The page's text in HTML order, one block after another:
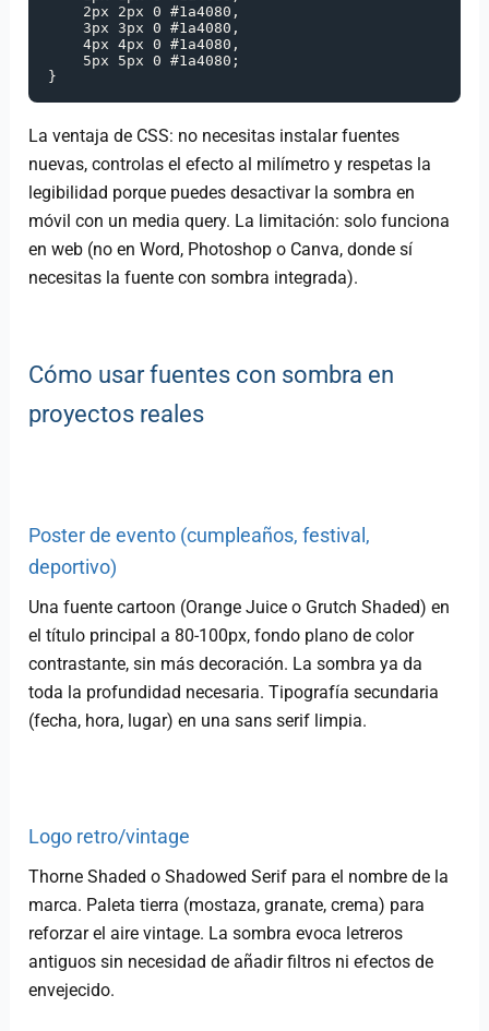
    3px 3px 0 #1a4080,
    4px 4px 0 #1a4080,
}
La ventaja de CSS: no necesitas instalar fuentes
nuevas, controlas el efecto al milímetro y respetas la
legibilidad porque puedes desactivar la sombra en
móvil con un media query. La limitación: solo funciona
en web (no en Word, Photoshop o Canva, donde sí
necesitas la fuente con sombra integrada).
Cómo usar fuentes con sombra en
proyectos reales
Poster de evento (cumpleaños, festival,
deportivo)
Una fuente cartoon (Orange Juice o Grutch Shaded) en
el título principal a 80-100px, fondo plano de color
contrastante, sin más decoración. La sombra ya da
toda la profundidad necesaria. Tipografía secundaria
(fecha, hora, lugar) en una sans serif limpia.
Logo retro/vintage
Thorne Shaded o Shadowed Serif para el nombre de la
marca. Paleta tierra (mostaza, granate, crema) para
reforzar el aire vintage. La sombra evoca letreros
antiguos sin necesidad de añadir filtros ni efectos de
envejecido.